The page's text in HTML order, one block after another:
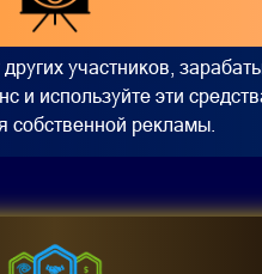
участников,
и используйте эти
собственной рекламы.